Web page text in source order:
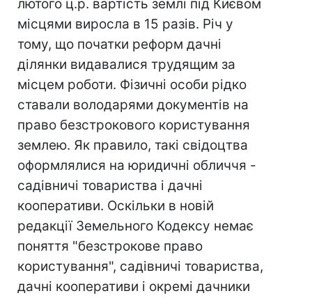
лютого ц.р. вартість землі під Києвом
місцями виросла в 15 разів. Річ у
тому, що початки реформ дачні
ділянки видавалися трудящим за
місцем роботи. Фізичні особи рідко
ставали володарями документів на
право безстрокового користування
землею. Як правило, такі свідоцтва
оформлялися на юридичні обличчя -
садівничі товариства і дачні
кооперативи. Оскільки в новій
редакції Земельного Кодексу немає
поняття "безстрокове право
користування", садівничі товариства,
дачні кооперативи і окремі дачники